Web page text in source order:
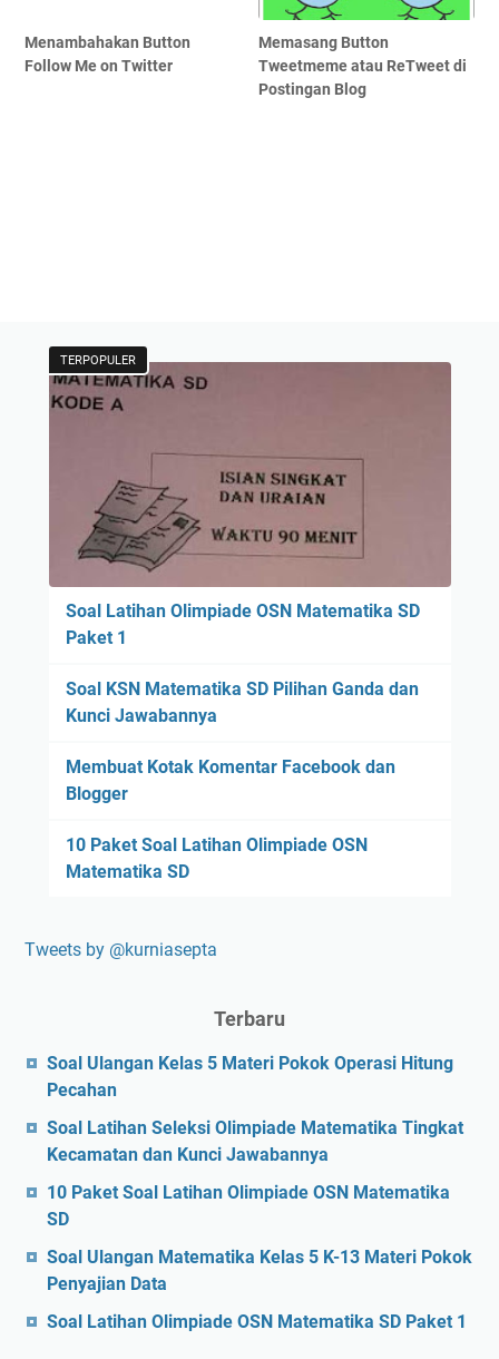
Menambahakan Button
Follow Me on Twitter
Memasang Button
Tweetmeme atau ReTweet di
Postingan Blog
TERPOPULER
Soal Latihan Olimpiade OSN Matematika SD
Paket 1
Soal KSN Matematika SD Pilihan Ganda dan
Kunci Jawabannya
Membuat Kotak Komentar Facebook dan
Blogger
10 Paket Soal Latihan Olimpiade OSN
Matematika SD
Tweets by @kurniasepta
Terbaru
Soal Ulangan Kelas 5 Materi Pokok Operasi Hitung
Pecahan
Soal Latihan Seleksi Olimpiade Matematika Tingkat
Kecamatan dan Kunci Jawabannya
10 Paket Soal Latihan Olimpiade OSN Matematika
SD
Soal Ulangan Matematika Kelas 5 K-13 Materi Pokok
Penyajian Data
Soal Latihan Olimpiade OSN Matematika SD Paket 1